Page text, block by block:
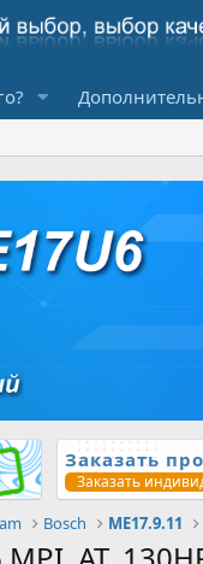
Заказать
Заказать
Bosch ME17.9.11